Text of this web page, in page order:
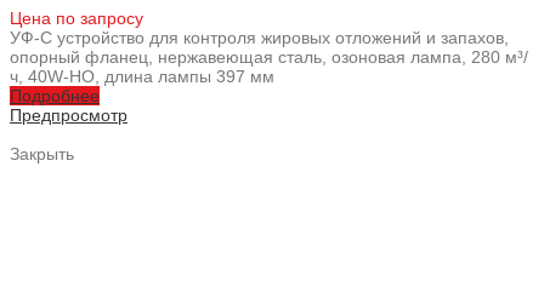
Цена по запросу
УФ-С устройство для контроля жировых отложений и запахов,
опорный фланец, нержавеющая сталь, озоновая лампа, 280 м³/
ч, 40W-HO, длина лампы 397 мм
Подробнее
Предпросмотр
Закрыть